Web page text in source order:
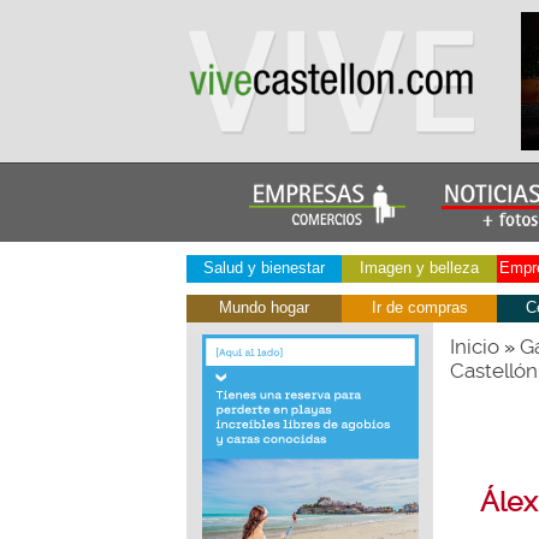
Salud y bienestar Imagen y belleza
Mundo hogar Ir de compras
Inicio»